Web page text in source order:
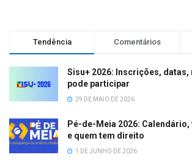
Tendência Comentários
Sisu+ 2026: Inscrições, datas,
pode participar
29 DE MAIO DE 2026
Pé-de-Meia 2026:
e quem tem direito
1 DE JUNHO DE 2026